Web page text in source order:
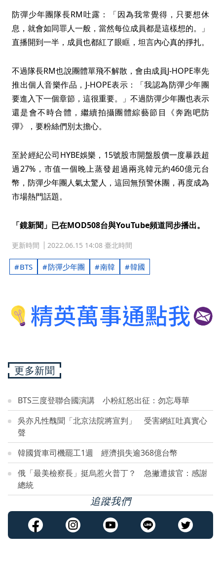
防彈少年團隊長RM吐露：「因為我常覺得，只要想休
息，就會如同罪人一般，當然每位成員都是這樣想的。」
直播開到一半，成員也都紅了眼眶，坦言內心真的掙扎。
不過隊長RM也說團體單飛不解散，會由成員J-HOPE率先
推出個人音樂作品，J-HOPE表示：「我認為防彈少年團
要進入下一個章節，這很重要。」不過防彈少年團也表示
還是會不時合體，繼續拍攝團體綜藝節目《奔跑吧防
彈》，要粉絲們別太擔心。
至於經紀公司HYBE娛樂，15號股市開盤股價一度暴跌超
過27%，市值一個晚上蒸發超過兩兆韓元約460億元台
幣，防彈少年團人氣太驚人，這回無預警休團，再度成為
市場熱門話題。
「鏡新聞」已在MOD508台與YouTube頻道同步播出。
更新時間 2022.06.15 14:08 臺北時間
BTS 防彈少年團 南韓 韓國
更多新聞
BTS三度登聯合國演講 小粉紅怒出征：勿忘辱華
吳亦凡性醜聞「北京法院將宣判」 受害網紅吐真實心
聲
韓國貨車司機罷工1週 經濟損失逾368億台幣
俄「最美檢察長」挺烏惹火普丁？ 急撇遭拔官：感謝
總統
追蹤我們